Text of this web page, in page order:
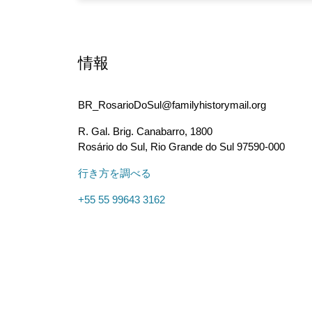
情報
BR_RosarioDoSul@familyhistorymail.org
R. Gal. Brig. Canabarro, 1800
Rosário do Sul, Rio Grande do Sul 97590-000
行き方を調べる
+55 55 99643 3162